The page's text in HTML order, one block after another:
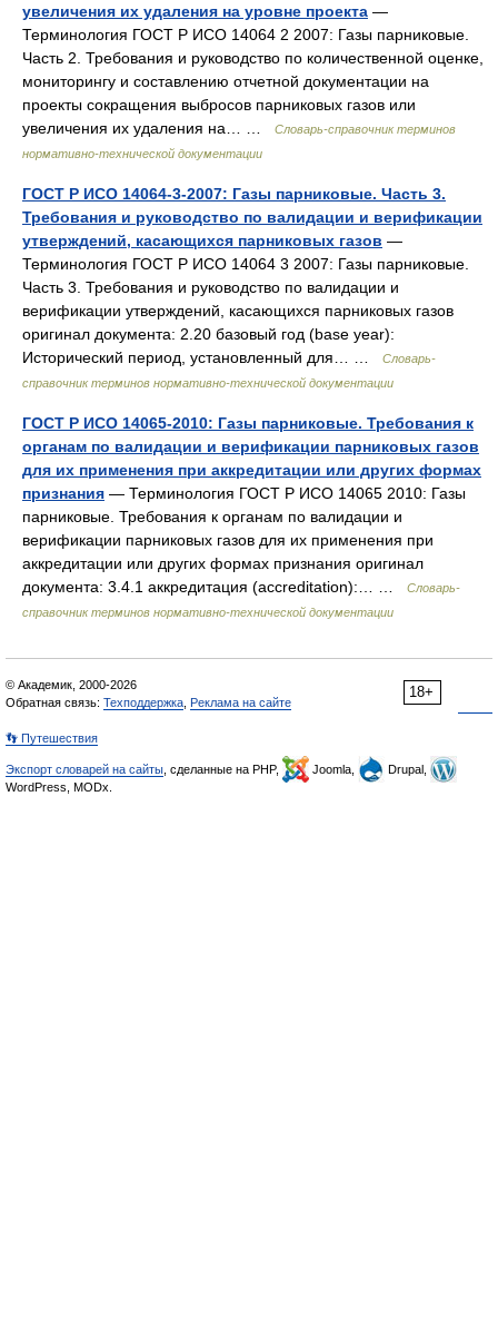
увеличения их удаления на уровне проекта —
Терминология ГОСТ Р ИСО 14064 2 2007: Газы парниковые.
Часть 2. Требования и руководство по количественной оценке,
мониторингу и составлению отчетной документации на
проекты сокращения выбросов парниковых газов или
увеличения их удаления на… …
Словарь-справочник терминов
нормативно-технической документации
ГОСТ Р ИСО 14064-3-2007: Газы парниковые. Часть 3.
Требования и руководство по валидации и верификации
утверждений, касающихся парниковых газов —
Терминология ГОСТ Р ИСО 14064 3 2007: Газы парниковые.
Часть 3. Требования и руководство по валидации и
верификации утверждений, касающихся парниковых газов
оригинал документа: 2.20 базовый год (base year):
Исторический период, установленный для… …
Словарь-
справочник терминов нормативно-технической документации
ГОСТ Р ИСО 14065-2010: Газы парниковые. Требования к
органам по валидации и верификации парниковых газов
для их применения при аккредитации или других формах
признания — Терминология ГОСТ Р ИСО 14065 2010: Газы
парниковые. Требования к органам по валидации и
верификации парниковых газов для их применения при
аккредитации или других формах признания оригинал
документа: 3.4.1 аккредитация (accreditation):… …
Словарь-
справочник терминов нормативно-технической документации
18+
© Академик, 2000-2026
Обратная связь: Техподдержка Реклама на сайте
👣 Путешествия
Экспорт словарей на сайты , сделанные на PHP, Joomla,
Drupal,
WordPress, MODx.